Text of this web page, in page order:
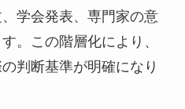
学会発表、専門家の意
。この階層化により、
判断基準が明確になり